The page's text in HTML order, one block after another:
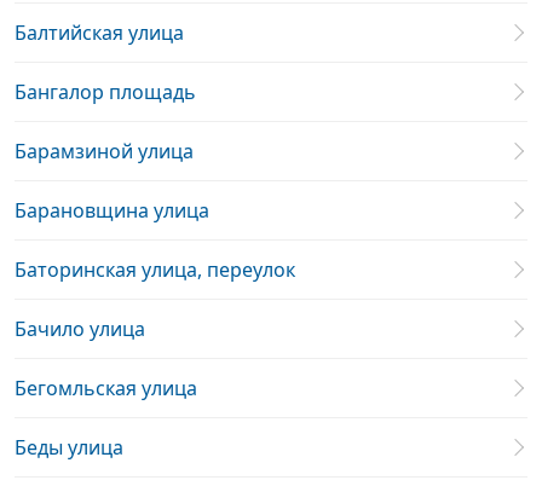
Балтийская улица
Бангалор площадь
Барамзиной улица
Барановщина улица
Баторинская улица, переулок
Бачило улица
Бегомльская улица
Беды улица